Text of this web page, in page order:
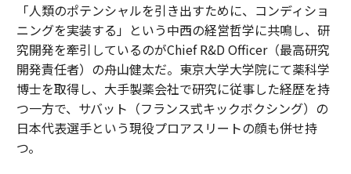
「人類のポテンシャルを引き出すために、コンディショ
ニングを実装する」という中西の経営哲学に共鳴し、研
究開発を牽引しているのがChief R&D Officer（最高研究
開発責任者）の舟山健太だ。東京大学大学院にて薬科学
博士を取得し、大手製薬会社で研究に従事した経歴を持
つ一方で、サバット（フランス式キックボクシング）の
日本代表選手という現役プロアスリートの顔も併せ持
つ。